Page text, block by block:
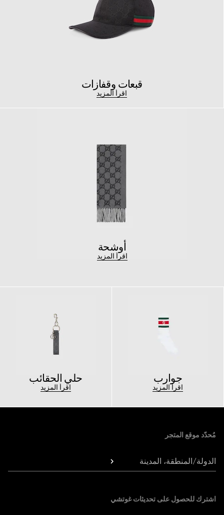
قبعات وقفازات
اقرأ المزيد
أوشحة
اقرأ المزيد
جوارب
اقرأ المزيد
حلي الحقائب
اقرأ المزيد
Footer
مُحدّد موقع المتجر
الدولة/المنطقة، المدينة
اشترك للحصول على تحديثات غوتشي